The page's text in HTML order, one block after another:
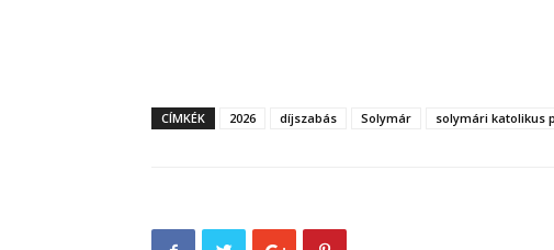
CÍMKÉK 2026 díjszabás Solymár solymári katolikus